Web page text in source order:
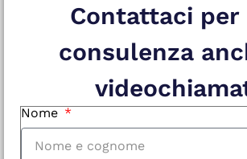
Contattaci per
consulenza
Nome